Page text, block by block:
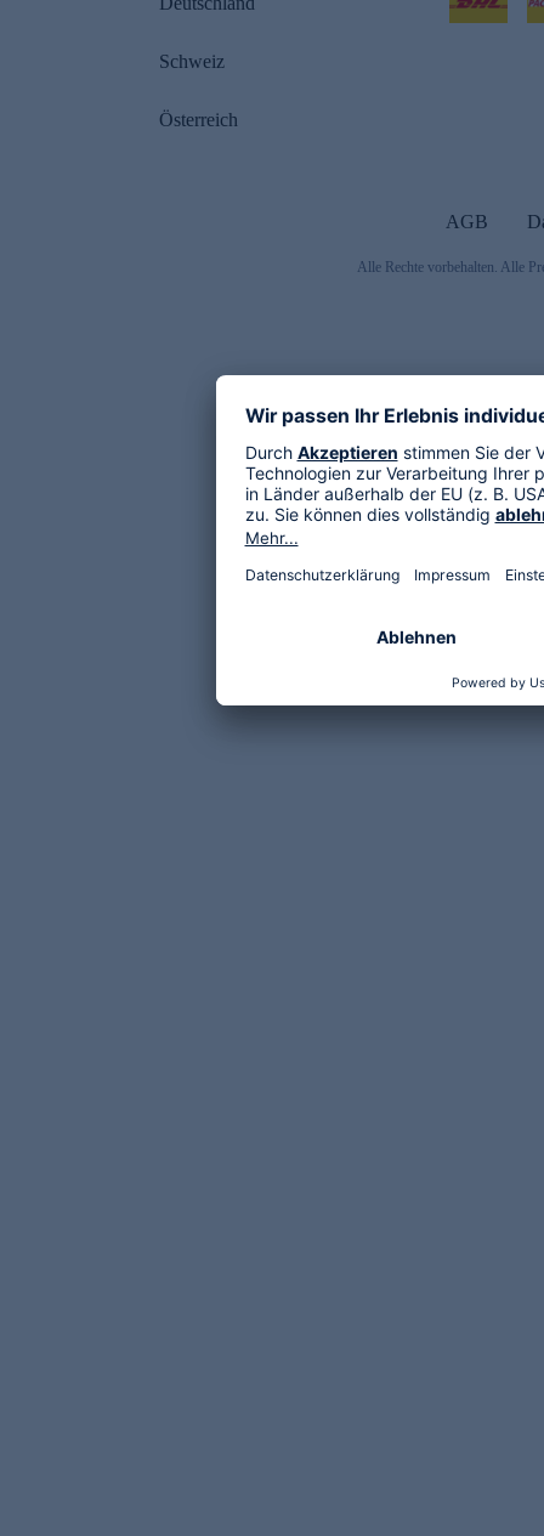
Schweiz
Österreich
AGB
Alle Rechte vorbehalten. Alle